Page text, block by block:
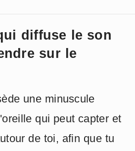
diffuse le son
sur le
une minuscule
qui peut capter et
de toi, afin que tu